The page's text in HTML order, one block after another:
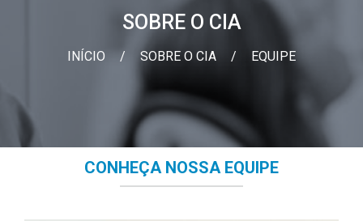
SOBRE O CIA
INÍCIO / SOBRE O CIA / EQUIPE
CONHEÇA NOSSA EQUIPE